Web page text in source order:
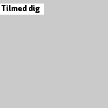
Tilmed dig